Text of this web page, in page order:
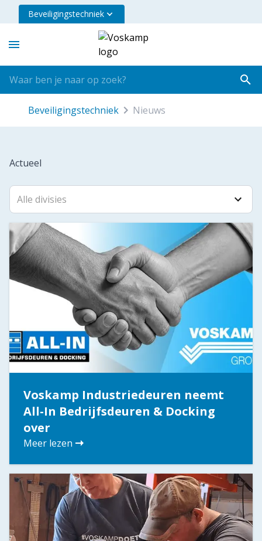
Beveiligingstechniek
beveiligingstechniek nieuws
Actueel
Alle divisies
Voskamp Industriedeuren neemt
All-In Bedrijfsdeuren & Docking
over
Meer lezen